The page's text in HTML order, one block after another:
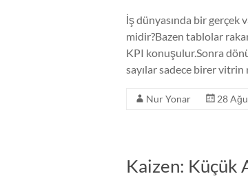
İş dünyasında bir gerçek
midir?Bazen tablolar
KPI konuşulur.Sonra
sayılar sadece birer vitrin
Nur Yonar 28
Kaizen: Küçük